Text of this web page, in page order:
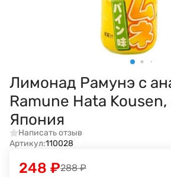
Лимонад Рамунэ с
Ramune Hata
Япония
Написать отзыв
Артикул:110028
288 ₽
248 ₽